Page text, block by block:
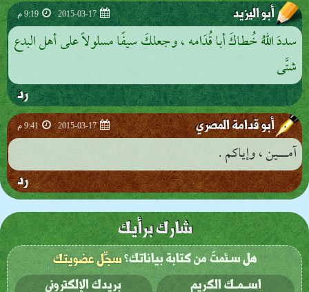
أبو اليزيد 2015-03-17 9:19 م
سددَ اللهُ خُطاكَ أبا قُدَامه ، وجعلكَ سيفًا مسلولاً على أهل البدع
شتَّى
رد
أبو قدامة المصري 2015-03-17 9:41 م
آمـــــين ، وإياكم .
رد
شارك برأيك
هل سـئمتَ من كتابة بياناتك؟سجِّل عضويتك
اســمـك الكريم
بريدك الإلكتروني